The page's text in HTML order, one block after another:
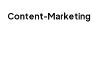
Content-Marketing